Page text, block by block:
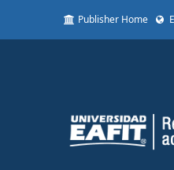
to
Content
Sidebar
Publisher Home